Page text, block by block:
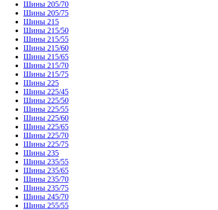
Шины 205/70
Шины 205/75
Шины 215
Шины 215/50
Шины 215/55
Шины 215/60
Шины 215/65
Шины 215/70
Шины 215/75
Шины 225
Шины 225/45
Шины 225/50
Шины 225/55
Шины 225/60
Шины 225/65
Шины 225/70
Шины 225/75
Шины 235
Шины 235/55
Шины 235/65
Шины 235/70
Шины 235/75
Шины 245/70
Шины 255/55